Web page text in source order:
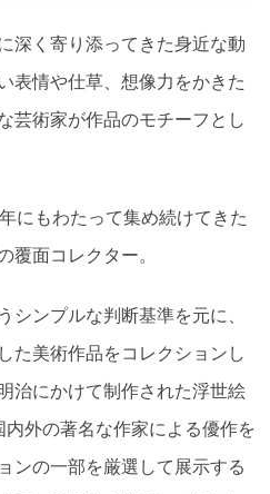
深く寄り添ってきた身近な動
表情や仕草、想像力をかきた
芸術家が作品のモチーフとし
にもわたって集め続けてきた
覆面コレクター。
シンプルな判断基準を元に、
た美術作品をコレクションし
治にかけて制作された浮世絵
外の著名な作家による優作を
ンの一部を厳選して展示する